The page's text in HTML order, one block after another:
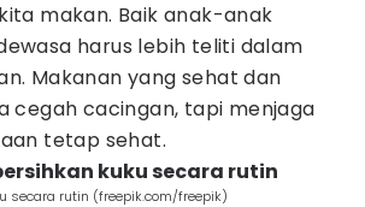
makan. Baik anak-anak
harus lebih teliti dalam
Makanan yang sehat dan
cegah cacingan, tapi menjaga
tetap sehat.
kuku secara rutin
secara rutin (freepik.com/freepik)